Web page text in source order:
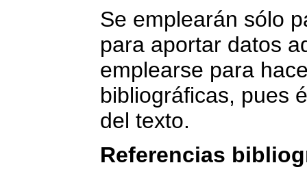
Se emplearán sólo
para aportar datos
emplearse para
bibliográficas, pues
del texto.
Referencias